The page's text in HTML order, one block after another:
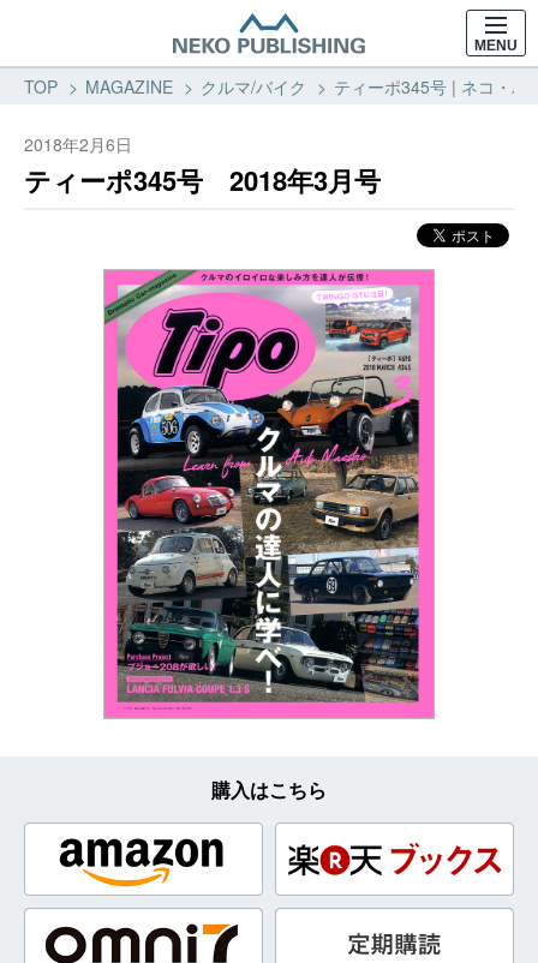
MENU
TOP MAGAZINE クルマ/バイク ティーポ345号 | ネコ・パ
2018年2月6日
ティーポ345号 2018年3月号
購入はこちら